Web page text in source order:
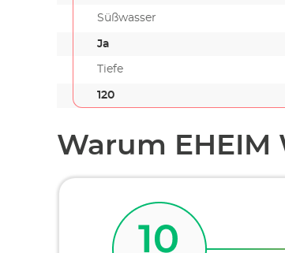
Süßwasser
Ja
Tiefe
120
Warum EHEIM